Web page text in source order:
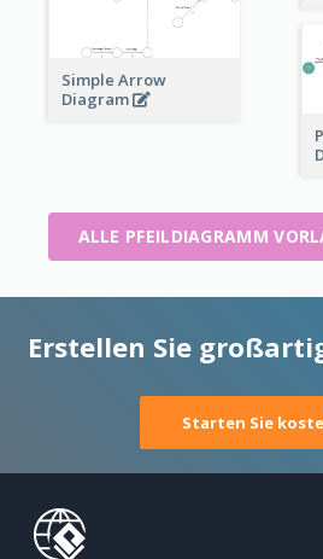
Simple Arrow
Diagram
ALLE PFEILDIAGRAMM
Erstellen Sie
Starten Sie